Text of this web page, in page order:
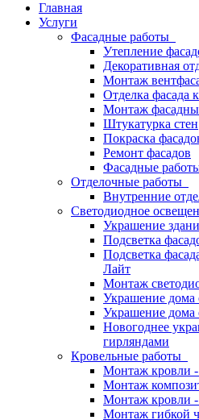
Главная
Услуги
Фасадные работы
Утепление
Декоративная
Монтаж
Отделка фасада
Монтаж
Штукатурка стен
Покраска
Ремонт фасадов
Фасадные
Отделочные работы
Внутренние
Светодиодное
Украшение
Подсветка
Подсветка
Лайт
Монтаж
Украшение дома
Украшение дома
Новогоднее
гирляндами
Кровельные работы
Монтаж кровли
Монтаж
Монтаж кровли -
Монтаж гибкой